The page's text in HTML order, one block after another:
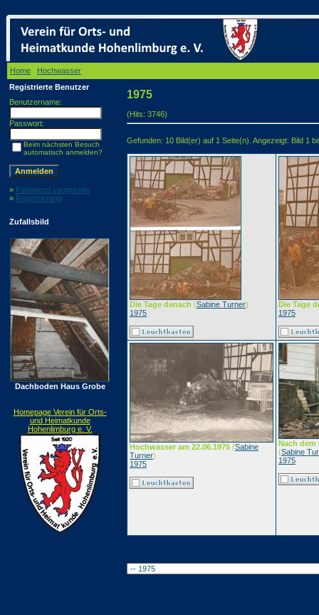
Home Hochwasser
Registrierte Benutzer
Benutzername:
Passwort:
Beim nächsten Besuch
automatisch anmelden?
» Password vergessen
» Registrierung
Zufallsbild
Dachboden Haus Grobe
Homepage Verein für Orts-
und Heimatkunde
Hohenlimburg e. V.
1975
(Hits: 3746)
Gefunden: 10 Bild(er) auf 1 Seite(n). Angezeigt: Bild 1
Die Tage danach (Sabine Turner)
1975
Die Tage
1975
Hochwasser am 22.06.1975 (Sabine
Turner)
1975
Nach dem
(Sabine
1975